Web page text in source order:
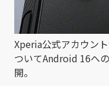
Xperia公式アカウント
ついてAndroid 16へ
開。